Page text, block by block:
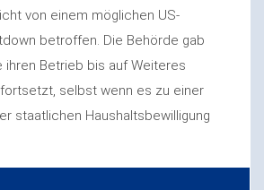
von einem möglichen US-
betroffen. Die Behörde gab
ihren Betrieb bis auf Weiteres
selbst wenn es zu einer
staatlichen Haushaltsbewilligung